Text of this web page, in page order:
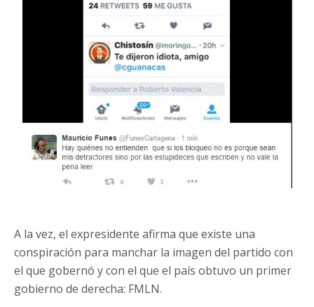
A la vez, el expresidente afirma que existe una
conspiración para manchar la imagen del partido con
el que gobernó y con el que el país obtuvo un primer
gobierno de derecha: FMLN.